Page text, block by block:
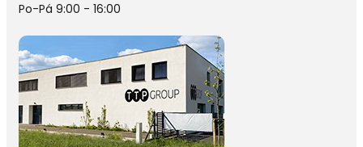
Po-Pá 9:00 - 16:00